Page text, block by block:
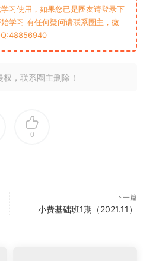
习使用，如果您已是圈友请登录下
学习 有任何疑问请联系圈主，微
，联系圈主删除！
0
下一篇
小费基础班1期（2021.11）